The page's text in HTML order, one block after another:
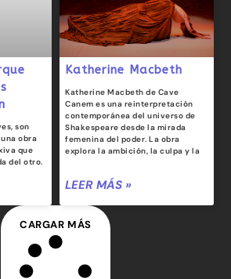
son
obra
que
del otro.
Katherine Macbeth
Katherine Macbeth de Cave
Canem es una reinterpretación
contemporánea del universo de
Shakespeare desde la mirada
femenina del poder. La obra
explora la ambición, la culpa y la
LEER MÁS »
CARGAR MÁS